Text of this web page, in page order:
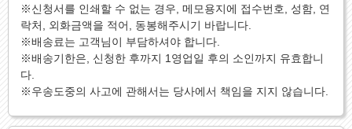
※신청서를 인쇄할 수 없는 경우, 메모용지에 접수번호, 성함, 연
락처, 외화금액을 적어, 동봉해주시기 바랍니다.
※배송료는 고객님이 부담하셔야 합니다.
※배송기한은, 신청한 후까지 1영업일 후의 소인까지 유효합니
다.
※우송도중의 사고에 관해서는 당사에서 책임을 지지 않습니다.